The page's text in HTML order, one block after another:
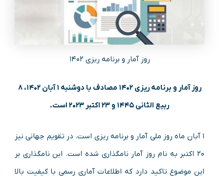
روز آمار و برنامه ریزی ۱۴۰۲
روز آمار و برنامه ریزی ۱۴۰۲ مصادف با دوشنبه ۱ آبان ۱۴۰۲، ۸
ربیع الثانی ۱۴۴۵ و ۲۳ اکتبر ۲۰۲۳ است.
۱ آبان ماه روز ملی آمار و برنامه ریزی است. در تقویم جهانی نیز
۲۰ اکتبر به نام روز آمار نامگذاری شده است. این نامگذاری بر
این موضوع تاکید دارد که اطلاعات آماری رسمی با کیفیت بالا